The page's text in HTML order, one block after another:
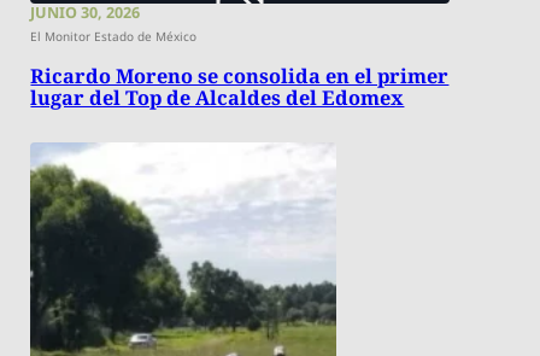
JUNIO 30, 2026
El Monitor Estado de México
Ricardo Moreno se consolida en el primer
lugar del Top de Alcaldes del Edomex